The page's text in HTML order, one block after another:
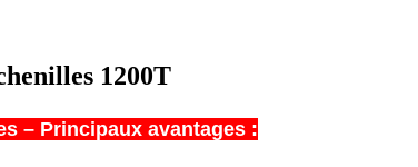
1200T
– Principaux avantages :